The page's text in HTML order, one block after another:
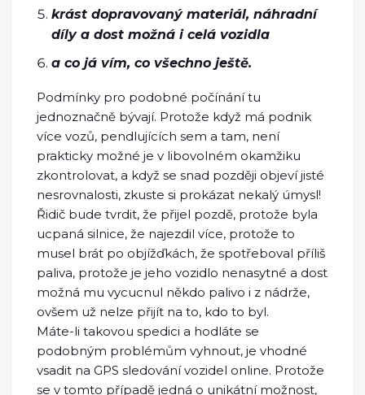
krást dopravovaný materiál, náhradní
díly a dost možná i celá vozidla
a co já vím, co všechno ještě.
Podmínky pro podobné počínání tu
jednoznačně bývají. Protože když má podnik
více vozů, pendlujících sem a tam, není
prakticky možné je v libovolném okamžiku
zkontrolovat, a když se snad později objeví jisté
nesrovnalosti, zkuste si prokázat nekalý úmysl!
Řidič bude tvrdit, že přijel pozdě, protože byla
ucpaná silnice, že najezdil více, protože to
musel brát po objížďkách, že spotřeboval příliš
paliva, protože je jeho vozidlo nenasytné a dost
možná mu vycucnul někdo palivo i z nádrže,
ovšem už nelze přijít na to, kdo to byl.
Máte-li takovou spedici a hodláte se
podobným problémům vyhnout, je vhodné
vsadit na GPS sledování vozidel online. Protože
se v tomto případě jedná o unikátní možnost,